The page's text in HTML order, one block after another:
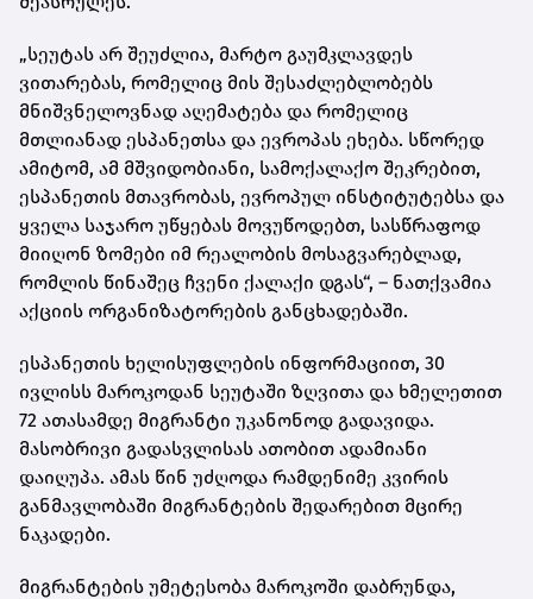
„სეუტას არ შეუძლია, მარტო გაუმკლავდეს
ვითარებას, რომელიც მის შესაძლებლობებს
მნიშვნელოვნად აღემატება და რომელიც
მთლიანად ესპანეთსა და ევროპას ეხება. სწორედ
ამიტომ, ამ მშვიდობიანი, სამოქალაქო შეკრებით,
ესპანეთის მთავრობას, ევროპულ ინსტიტუტებსა და
ყველა საჯარო უწყებას მოვუწოდებთ, სასწრაფოდ
მიიღონ ზომები იმ რეალობის მოსაგვარებლად,
რომლის წინაშეც ჩვენი ქალაქი დგას“, – ნათქვამია
აქციის ორგანიზატორების განცხადებაში.
ესპანეთის ხელისუფლების ინფორმაციით, 30
ივლისს მაროკოდან სეუტაში ზღვითა და ხმელეთით
72 ათასამდე მიგრანტი უკანონოდ გადავიდა.
მასობრივი გადასვლისას ათობით ადამიანი
დაიღუპა. ამას წინ უძღოდა რამდენიმე კვირის
განმავლობაში მიგრანტების შედარებით მცირე
ნაკადები.
მიგრანტების უმეტესობა მაროკოში დაბრუნდა,